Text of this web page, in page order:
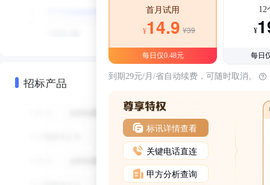
招标产品
首月试用
¥14.9 ¥39
每日仅0.48元
12
¥
每日
到期29元/月/省自动续费，可随时取消。
标讯详情查看
关键电话直连
甲方分析查询